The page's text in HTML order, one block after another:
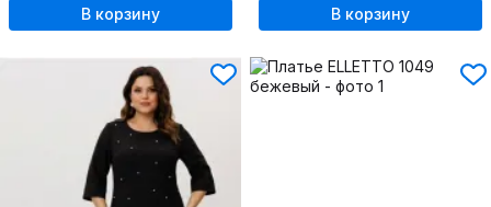
В корзину В корзину